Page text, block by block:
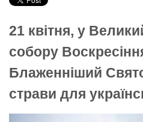
21 квітня, у
собору
Блаженніший
страви для